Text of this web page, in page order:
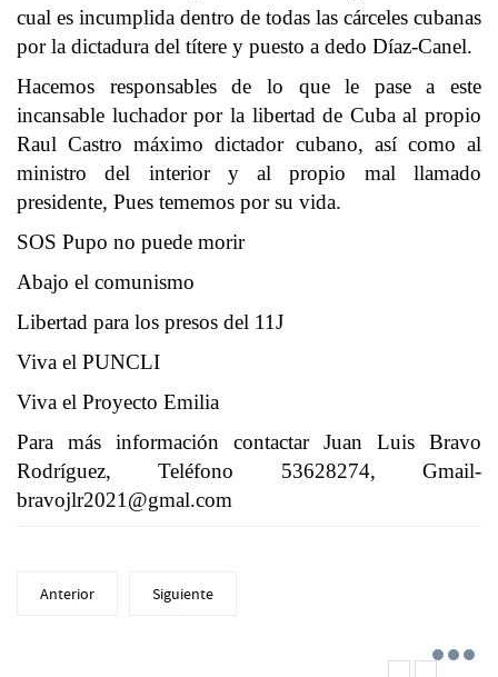
cual es incumplida dentro de todas las cárceles cubanas
por la dictadura del títere y puesto a dedo Díaz-Canel.
Hacemos responsables de lo que le pase a este
incansable luchador por la libertad de Cuba al propio
Raul Castro máximo dictador cubano, así como al
ministro del interior y al propio mal llamado
presidente, Pues tememos por su vida.
SOS Pupo no puede morir
Abajo el comunismo
Libertad para los presos del 11J
Viva el PUNCLI
Viva el Proyecto Emilia
Para más información contactar Juan Luis Bravo
Rodríguez, Teléfono 53628274, Gmail-
bravojlr2021@gmal.com
Anterior Siguiente